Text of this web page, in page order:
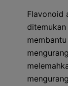
Flavonoid